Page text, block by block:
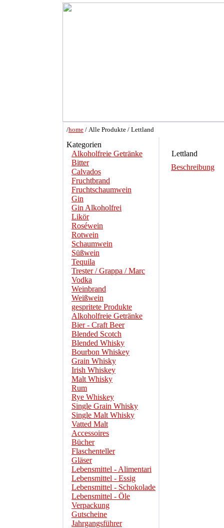
/home / Alle Produkte / Lettland
Kategorien
Alkoholfreie Getränke
Bitter
Calvados
Fruchtbrand
Fruchtschaumwein
Gin
Gin Alkoholfrei
Likör
Roséwein
Rotwein
Schaumwein
Süßwein
Tequila
Trester / Grappa / Marc
Vodka
Weinbrand
Weißwein
gespritete Produkte
Alkoholfreie Getränke
Bier - Craft Beer
Blended Scotch
Blended Whisky
Bourbon Whiskey
Grain Whisky
Irish Whiskey
Malt Whisky
Rum
Rye Whiskey
Single Grain Whisky
Single Malt Whisky
Vatted Malt
Accessoires
Bücher
Flaschenteller
Gläser
Lebensmittel - Alimentari
Lebensmittel - Essig
Lebensmittel - Schokolade
Lebensmittel - Öle
Verpackung
Gutscheine
Jahrgangsführer
Lettland
Beschreibung